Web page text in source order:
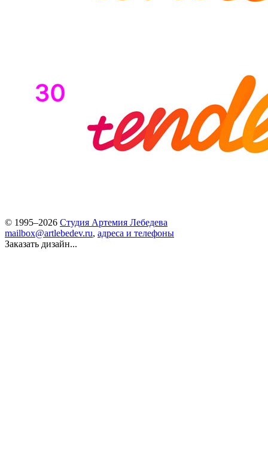
© 1995–2026 Студия Артемия Лебедева
mailbox@artlebedev.ru, адреса и телефоны
Заказать дизайн...